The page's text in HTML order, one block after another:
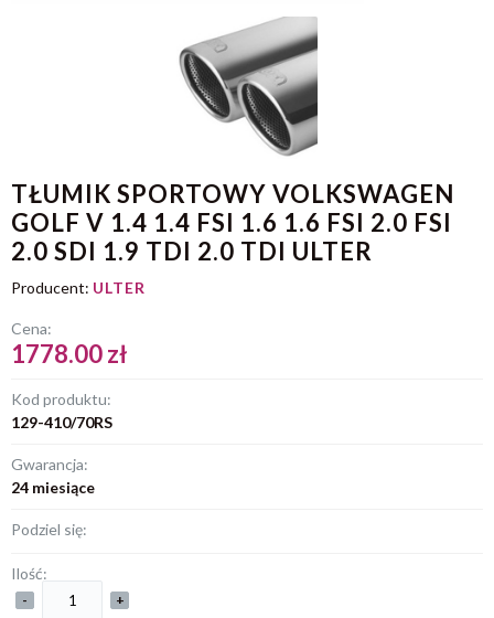
TŁUMIK SPORTOWY VOLKSWAGEN
GOLF V 1.4 1.4 FSI 1.6 1.6 FSI 2.0 FSI
2.0 SDI 1.9 TDI 2.0 TDI ULTER
Producent: ULTER
Cena:
1778.00 zł
Kod produktu:
129-410/70RS
Gwarancja:
24 miesiące
Podziel się:
Ilość:
- +